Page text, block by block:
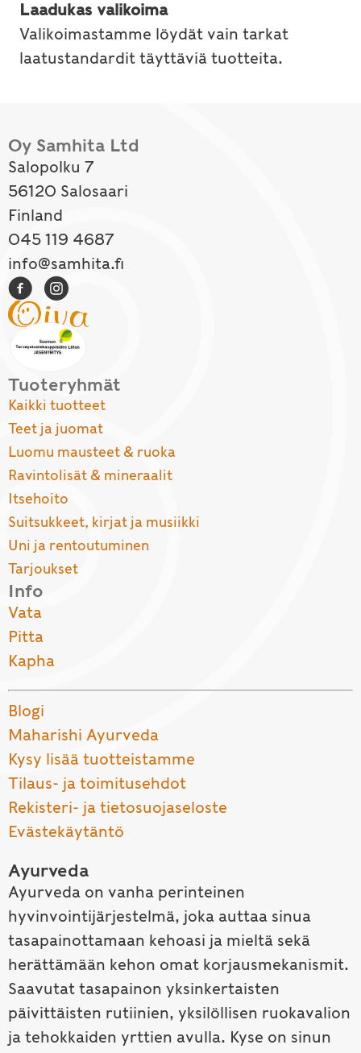
Laadukas valikoima
Valikoimastamme löydät vain tarkat
laatustandardit täyttäviä tuotteita.
Oy Samhita Ltd
Salopolku 7
56120 Salosaari
Finland
045 119 4687
info@samhita.fi
Tuoteryhmät
Kaikki tuotteet
Teet ja juomat
Luomu mausteet & ruoka
Ravintolisät & mineraalit
Itsehoito
Suitsukkeet, kirjat ja musiikki
Uni ja rentoutuminen
Tarjoukset
Info
Vata
Pitta
Kapha
Blogi
Maharishi Ayurveda
Kysy lisää tuotteistamme
Tilaus- ja toimitusehdot
Rekisteri- ja tietosuojaseloste
Evästekäytäntö
Ayurveda
Ayurveda on vanha perinteinen
hyvinvointijärjestelmä, joka auttaa sinua
tasapainottamaan kehoasi ja mieltä sekä
herättämään kehon omat korjausmekanismit.
Saavutat tasapainon yksinkertaisten
päivittäisten rutiinien, yksilöllisen ruokavalion
ja tehokkaiden yrttien avulla. Kyse on sinun